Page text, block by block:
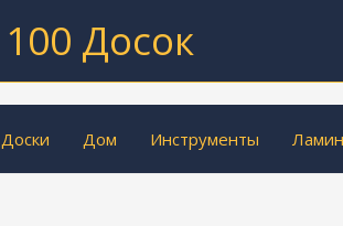
100 Досок
Доски Дом Инструменты